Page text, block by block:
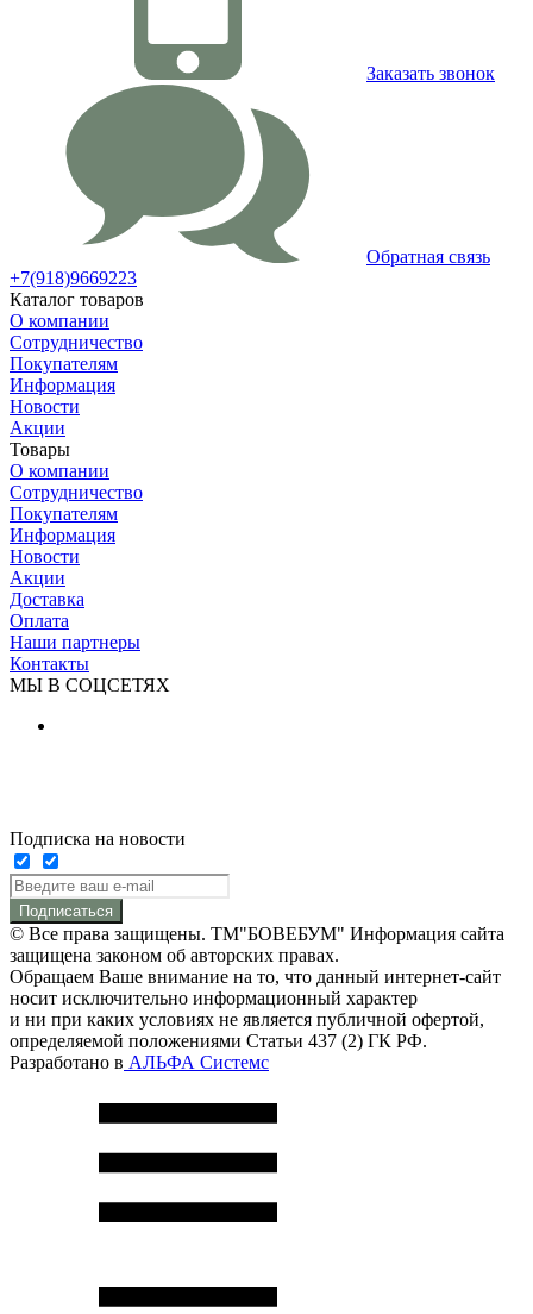
Заказать звонок
Обратная связь
+7(918)9669223
Каталог товаров
О компании
Сотрудничество
Покупателям
Информация
Новости
Акции
Товары
О компании
Сотрудничество
Покупателям
Информация
Новости
Акции
Доставка
Оплата
Наши партнеры
Контакты
МЫ В СОЦСЕТЯХ
Подписка на новости
Подписаться
© Все права защищены. ТМ"БОВЕБУМ" Информация сайта
защищена законом об авторских правах.
Обращаем Ваше внимание на то, что данный интернет-сайт
носит исключительно информационный характер
и ни при каких условиях не является публичной офертой,
определяемой положениями Статьи 437 (2) ГК РФ.
Разработано в АЛЬФА Системс